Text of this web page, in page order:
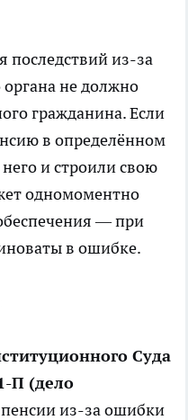
последствий из-за
не должно
гражданина. Если
в определённом
и строили свою
одномоментно
— при
в ошибке.
Суда
П (дело
из-за ошибки